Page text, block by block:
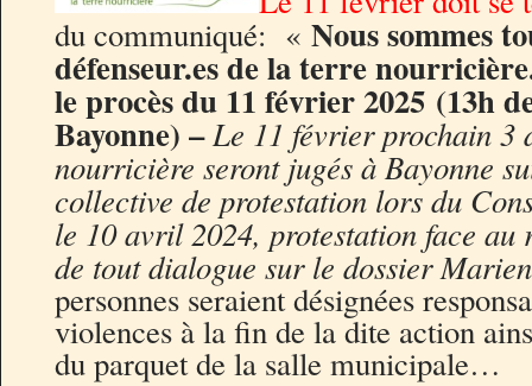
du communiqué: « Nous sommes
défenseur.es de la terre
le procès du 11 février 2025 (13h
Bayonne) –Le 11 février prochain 3
nourricière seront jugés à Bayonne
collective de protestation lors du
le 10 avril 2024, protestation face au
de tout dialogue sur le dossier
personnes seraient désignées
violences à la fin de la dite action
du parquet de la salle municipale…